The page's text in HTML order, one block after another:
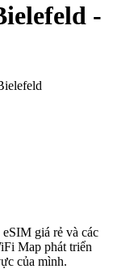
-
giá rẻ và các
Map phát triển
của mình.